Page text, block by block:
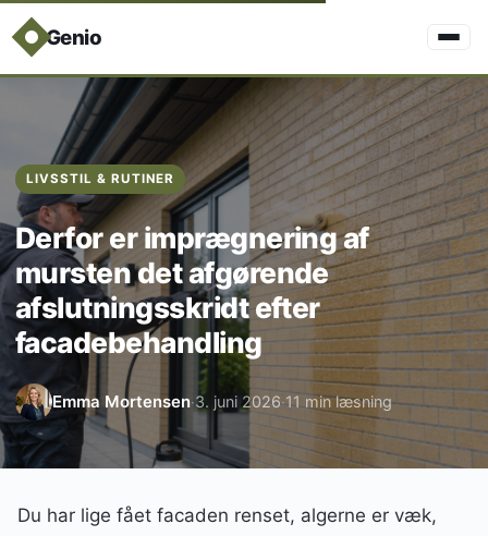
Genio
LIVSSTIL & RUTINER
Derfor er imprægnering af
mursten det afgørende
afslutningsskridt efter
facadebehandling
Emma Mortensen·3. juni 2026·11 min læsning
Du har lige fået facaden renset, algerne er væk,